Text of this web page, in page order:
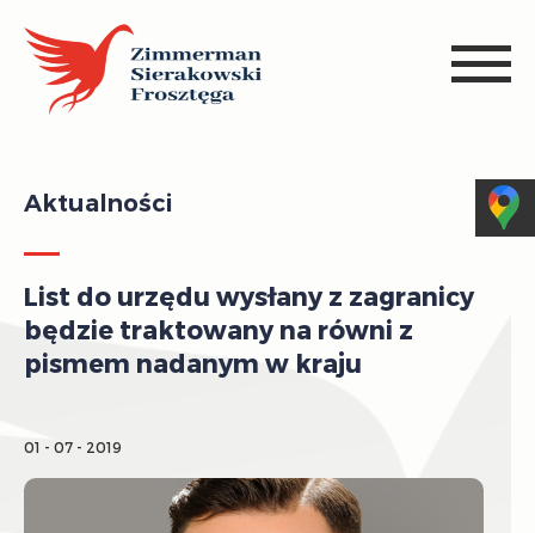
Aktualności
List do urzędu wysłany z zagranicy
będzie traktowany na równi z
pismem nadanym w kraju
01 - 07 - 2019